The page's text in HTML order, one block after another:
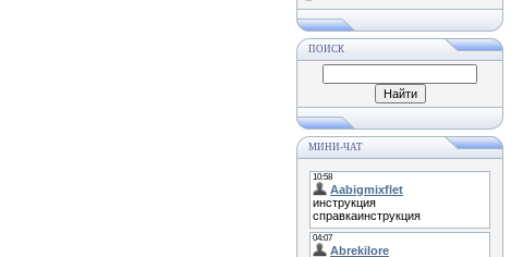
ПОИСК
МИНИ-ЧАТ